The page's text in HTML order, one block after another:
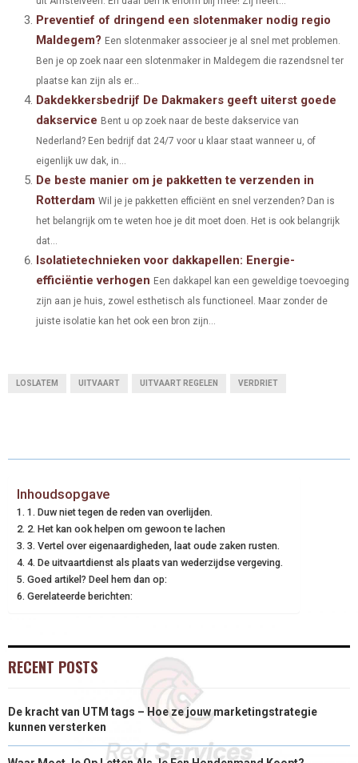
E
R
)
K S
T
N
Preventief of dringend een slotenmaker nodig regio
Maldegem? Een slotenmaker associeer je al snel met problemen.
Ben je op zoek naar een slotenmaker in Maldegem die razendsnel ter
plaatse kan zijn als er...
Dakdekkersbedrijf De Dakmakers geeft uiterst goede
dakservice Bent u op zoek naar de beste dakservice van
Nederland? Een bedrijf dat 24/7 voor u klaar staat wanneer u, of
eigenlijk uw dak, in...
De beste manier om je pakketten te verzenden in
Rotterdam Wil je je pakketten efficiënt en snel verzenden? Dan is
het belangrijk om te weten hoe je dit moet doen. Het is ook belangrijk
dat...
Isolatietechnieken voor dakkapellen: Energie-
efficiëntie verhogen Een dakkapel kan een geweldige toevoeging
zijn aan je huis, zowel esthetisch als functioneel. Maar zonder de
juiste isolatie kan het ook een bron zijn...
LOSLATEM UITVAART UITVAART REGELEN VERDRIET
Inhoudsopgave
1. Duw niet tegen de reden van overlijden.
2. Het kan ook helpen om gewoon te lachen
3. Vertel over eigenaardigheden, laat oude zaken rusten.
4. De uitvaartdienst als plaats van wederzijdse vergeving.
Goed artikel? Deel hem dan op:
Gerelateerde berichten:
RECENT POSTS
De kracht van UTM tags – Hoe ze jouw marketingstrategie
kunnen versterken